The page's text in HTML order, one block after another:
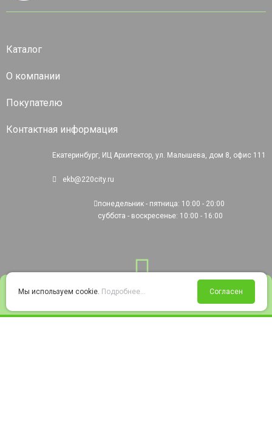
Войти Избранное Корзина
Каталог
О компании
Покупателю
Контактная информация
Екатеринбург, ИЦ Архитектор, ул. Малышева, дом 8, офис 111
ekb@220city.ru
понедельник - пятница: 10:00 - 20:00
суббота - воскресенье: 10:00 - 16:00
Мы используем cookie. Подробнее... Согласен